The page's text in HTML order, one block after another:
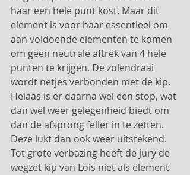
haar een hele punt kost. Maar dit
element is voor haar essentieel om
aan voldoende elementen te komen
om geen neutrale aftrek van 4 hele
punten te krijgen. De zolendraai
wordt netjes verbonden met de kip.
Helaas is er daarna wel een stop, wat
dan wel weer gelegenheid biedt om
dan de afsprong feller in te zetten.
Deze lukt dan ook weer uitstekend.
Tot grote verbazing heeft de jury de
wegzet kip van Lois niet als element